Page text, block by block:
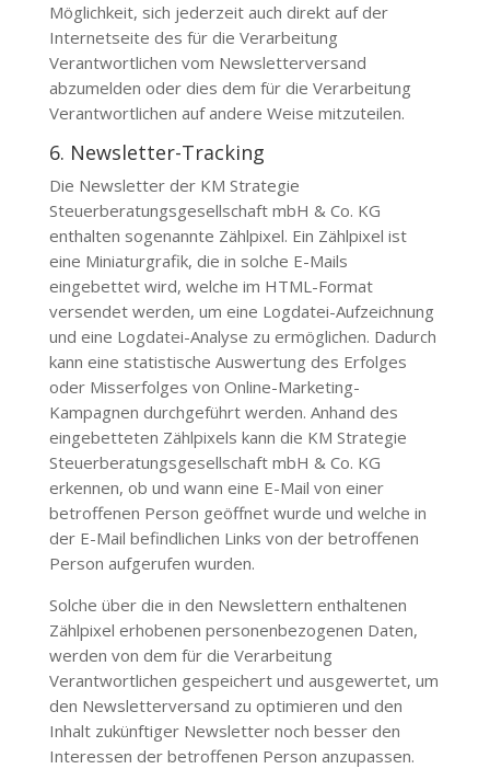
Möglichkeit, sich jederzeit auch direkt auf der
Internetseite des für die Verarbeitung
Verantwortlichen vom Newsletterversand
abzumelden oder dies dem für die Verarbeitung
Verantwortlichen auf andere Weise mitzuteilen.
6. Newsletter-Tracking
Die Newsletter der KM Strategie
Steuerberatungsgesellschaft mbH & Co. KG
enthalten sogenannte Zählpixel. Ein Zählpixel ist
eine Miniaturgrafik, die in solche E-Mails
eingebettet wird, welche im HTML-Format
versendet werden, um eine Logdatei-Aufzeichnung
und eine Logdatei-Analyse zu ermöglichen. Dadurch
kann eine statistische Auswertung des Erfolges
oder Misserfolges von Online-Marketing-
Kampagnen durchgeführt werden. Anhand des
eingebetteten Zählpixels kann die KM Strategie
Steuerberatungsgesellschaft mbH & Co. KG
erkennen, ob und wann eine E-Mail von einer
betroffenen Person geöffnet wurde und welche in
der E-Mail befindlichen Links von der betroffenen
Person aufgerufen wurden.
Solche über die in den Newslettern enthaltenen
Zählpixel erhobenen personenbezogenen Daten,
werden von dem für die Verarbeitung
Verantwortlichen gespeichert und ausgewertet, um
den Newsletterversand zu optimieren und den
Inhalt zukünftiger Newsletter noch besser den
Interessen der betroffenen Person anzupassen.